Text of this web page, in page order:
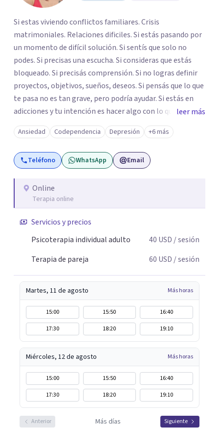
Si estas viviendo conflictos familiares. Crisis
matrimoniales. Relaciones dificiles. Si estás pasando por
un momento de difícil solución. Si sentís que solo no
podes. Si precisas una escucha. Si consideras que estás
bloqueado. Si precisás comprensión. Si no logras definir
proyectos, objetivos, sueños, deseos. Si pensás que lo que
te pasa no es tan grave, pero podría ayudar. Si estás en
adicciones y tu intención es hacer algo con lo que te está
pasando. No dudes en comunicarte a fin de comenzar a
resolver la situación que está generando esa angustia.
leer más
Ansiedad Codependencia Depresión +6 más
Teléfono WhatsApp Email
Online
Terapia online
Servicios y precios
Psicoterapia individual adulto
40 USD / sesión
Terapia de pareja
60 USD / sesión
Martes, 11 de agosto Más horas
15:00 15:50
16:40
17:30
18:20 19:10
Miércoles, 12 de agosto Más horas
15:00 15:50
16:40
17:30
18:20 19:10
Anterior Más días Siguiente